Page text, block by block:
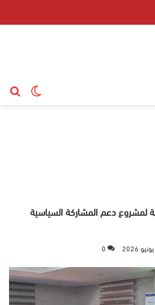
لمشروع دعم المشاركة السياسية
0